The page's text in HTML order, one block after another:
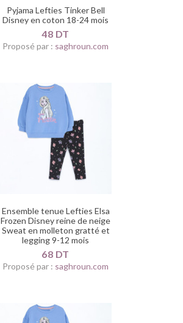
Pyjama Lefties Tinker Bell
Disney en coton 18-24 mois
48 DT
Proposé par : saghroun.com
Ensemble tenue Lefties Elsa
Frozen Disney reine de neige
Sweat en molleton gratté et
legging 9-12 mois
68 DT
Proposé par : saghroun.com